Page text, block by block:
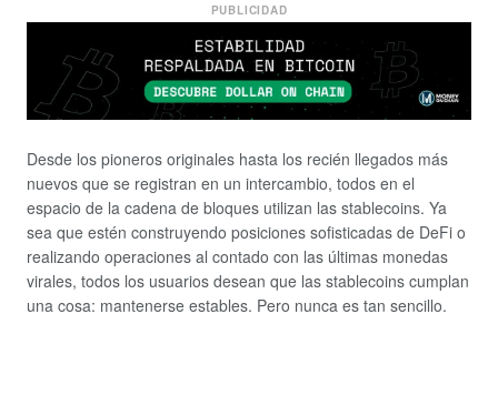
PUBLICIDAD
Desde los pioneros originales hasta los recién llegados más
nuevos que se registran en un intercambio, todos en el
espacio de la cadena de bloques utilizan las stablecoins. Ya
sea que estén construyendo posiciones sofisticadas de DeFi o
realizando operaciones al contado con las últimas monedas
virales, todos los usuarios desean que las stablecoins cumplan
una cosa: mantenerse estables. Pero nunca es tan sencillo.